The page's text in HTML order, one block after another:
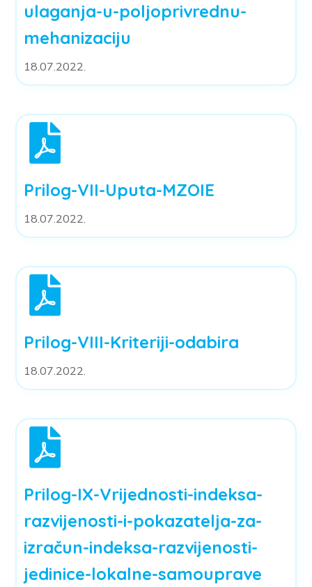
ulaganja-u-poljoprivrednu-
mehanizaciju
18.07.2022.
Prilog-VII-Uputa-MZOIE
18.07.2022.
Prilog-VIII-Kriteriji-odabira
18.07.2022.
Prilog-IX-Vrijednosti-indeksa-
razvijenosti-i-pokazatelja-za-
izračun-indeksa-razvijenosti-
jedinice-lokalne-samouprave